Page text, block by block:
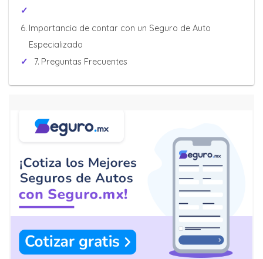
Importancia de contar con un Seguro de Auto
Especializado
Preguntas Frecuentes